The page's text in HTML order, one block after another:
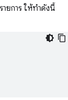
ยการ ให้ทำดังนี้